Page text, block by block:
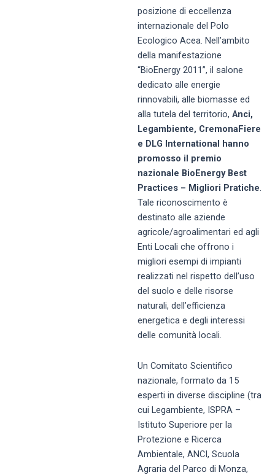
posizione di eccellenza
internazionale del Polo
Ecologico Acea. Nell’ambito
della manifestazione
“BioEnergy 2011”, il salone
dedicato alle energie
rinnovabili, alle biomasse ed
alla tutela del territorio, Anci,
Legambiente, CremonaFiere
e DLG International hanno
promosso il premio
nazionale BioEnergy Best
Practices – Migliori Pratiche.
Tale riconoscimento è
destinato alle aziende
agricole/agroalimentari ed agli
Enti Locali che offrono i
migliori esempi di impianti
realizzati nel rispetto dell’uso
del suolo e delle risorse
naturali, dell’efficienza
energetica e degli interessi
delle comunità locali.
Un Comitato Scientifico
nazionale, formato da 15
esperti in diverse discipline (tra
cui Legambiente, ISPRA –
Istituto Superiore per la
Protezione e Ricerca
Ambientale, ANCI, Scuola
Agraria del Parco di Monza,